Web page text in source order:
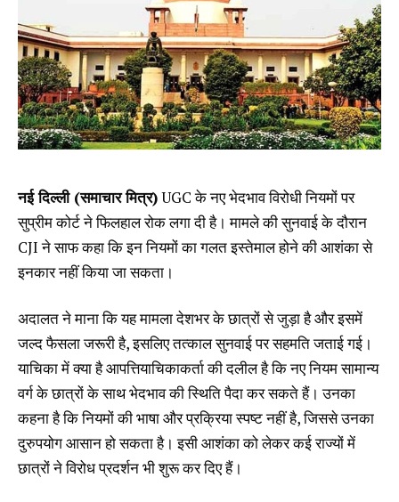
नई दिल्ली (समाचार मित्र)UGC के नए भेदभाव विरोधी नियमों पर
सुप्रीम कोर्ट ने फिलहाल रोक लगा दी है। मामले की सुनवाई के दौरान
CJI ने साफ कहा कि इन नियमों का गलत इस्तेमाल होने की आशंका से
इनकार नहीं किया जा सकता।
अदालत ने माना कि यह मामला देशभर के छात्रों से जुड़ा है और इसमें
जल्द फैसला जरूरी है, इसलिए तत्काल सुनवाई पर सहमति जताई गई।
याचिका में क्या है आपत्तियाचिकाकर्ता की दलील है कि नए नियम सामान्य
वर्ग के छात्रों के साथ भेदभाव की स्थिति पैदा कर सकते हैं। उनका
कहना है कि नियमों की भाषा और प्रक्रिया स्पष्ट नहीं है, जिससे उनका
दुरुपयोग आसान हो सकता है। इसी आशंका को लेकर कई राज्यों में
छात्रों ने विरोध प्रदर्शन भी शुरू कर दिए हैं।